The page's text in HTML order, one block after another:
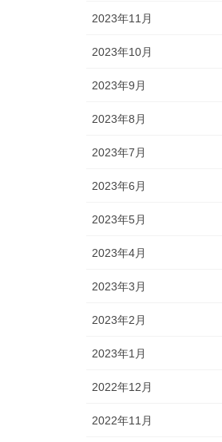
2023年11月
2023年10月
2023年9月
2023年8月
2023年7月
2023年6月
2023年5月
2023年4月
2023年3月
2023年2月
2023年1月
2022年12月
2022年11月